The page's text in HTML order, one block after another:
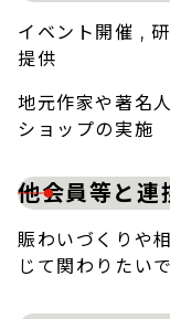
イベント開催 ,
提供
地元作家や著名
ショップの実施
他会員等と連
賑わいづくりや
じて関わりたい